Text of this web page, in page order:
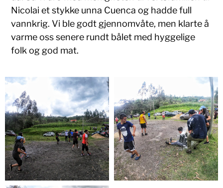
Nicolai et stykke unna Cuenca og hadde full
vannkrig. Vi ble godt gjennomvåte, men klarte å
varme oss senere rundt bålet med hyggelige
folk og god mat.